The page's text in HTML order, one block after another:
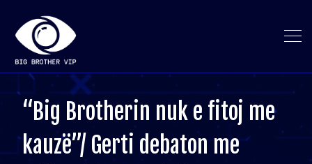
“Big Brotherin nuk e fitoj me
kauzë”/ Gerti debaton me